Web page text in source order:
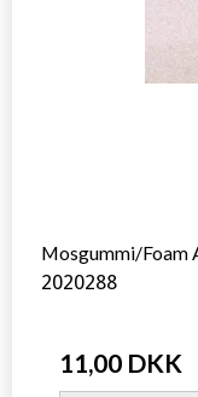
Mosgummi/Foam
2020288
11,00 DKK